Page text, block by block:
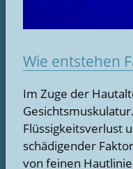
Wie entstehen
Im Zuge der
Flüssigkeitsverlust
schädigender
von feinen